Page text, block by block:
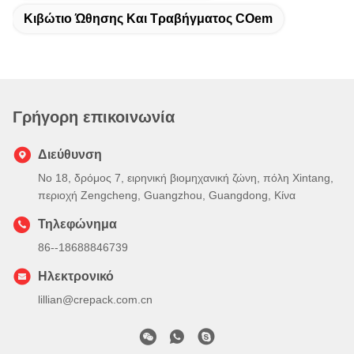
Κιβώτιο Ώθησης Και Τραβήγματος COem
Γρήγορη επικοινωνία
Διεύθυνση
Νο 18, δρόμος 7, ειρηνική βιομηχανική ζώνη, πόλη Xintang,
περιοχή Zengcheng, Guangzhou, Guangdong, Κίνα
Τηλεφώνημα
86--18688846739
Ηλεκτρονικό
lillian@crepack.com.cn